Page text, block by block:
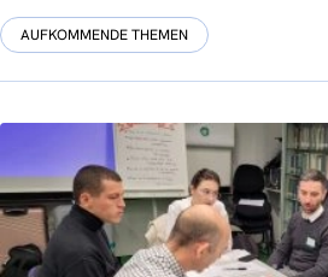
AUFKOMMENDE THEMEN